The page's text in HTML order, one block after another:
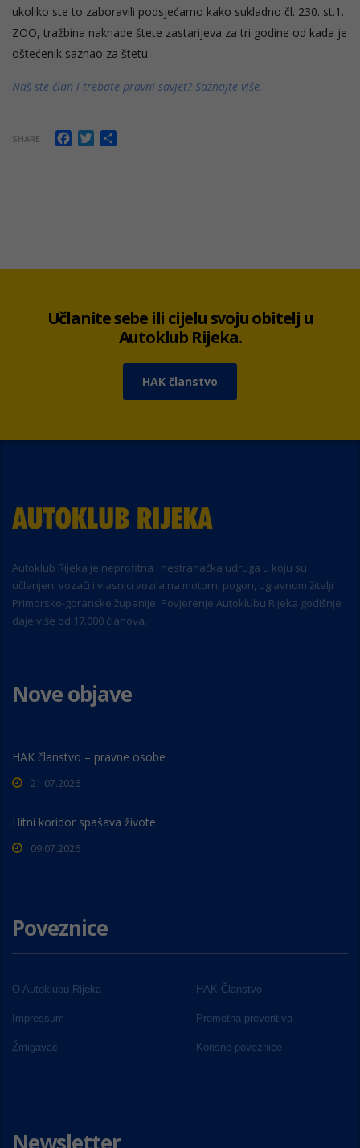
ukoliko ste to zaboravili podsjećamo kako sukladno čl. 230. st.1.
ZOO, tražbina naknade štete zastarijeva za tri godine od kada je
oštećenik saznao za štetu.
Naš ste član i trebate pravni savjet? Saznajte više.
SHARE Facebook
Twitter
Učlanite sebe ili cijelu svoju obitelj u
Autoklub Rijeka.
HAK članstvo
Autoklub Rijeka je neprofitna i nestranačka udruga u koju su
učlanjeni vozači i vlasnici vozila na motorni pogon, uglavnom žitelji
Primorsko-goranske županije. Povjerenje Autoklubu Rijeka godišnje
daje više od 17.000 članova.
Nove objave
HAK članstvo – pravne osobe
21.07.2026
Hitni koridor spašava živote
09.07.2026
Poveznice
O Autoklubu Rijeka HAK Članstvo
Impressum Prometna preventiva
Žmigavac Korisne poveznice